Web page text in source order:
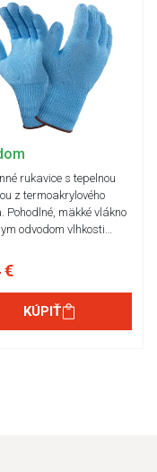
rukavice s tepelnou
z termoakrylového
Pohodlné, mäkké vlákno
odvodom vlhkosti…
€
KÚPIŤ